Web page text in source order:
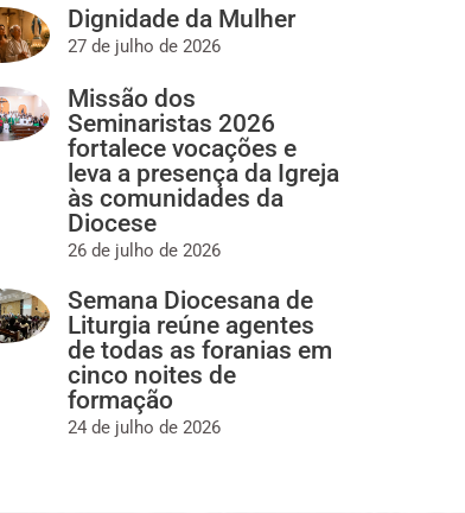
Dignidade da Mulher
27 de julho de 2026
Missão dos
Seminaristas 2026
fortalece vocações e
leva a presença da Igreja
às comunidades da
Diocese
26 de julho de 2026
Semana Diocesana de
Liturgia reúne agentes
de todas as foranias em
cinco noites de
formação
24 de julho de 2026